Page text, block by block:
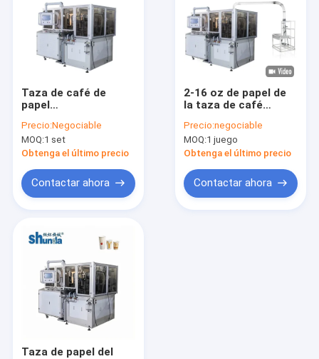
Sobre nosotros
Viaje de la fábrica
Noticias
Pida una cita
Máquina automática de la taza de papel
taza de té de papel que hace la máquina
Taza de café de
papel
automática que hace
la máquina con
velocidad
Precio:Negociable
MOQ:1 set
Obtenga el último precio
Contactar ahora
2-16 oz de papel de
la taza de café
automática para
bebidas calientes y
frías
Precio:negociable
MOQ:1 juego
Obtenga el último precio
Contactar ahora
Taza de papel del